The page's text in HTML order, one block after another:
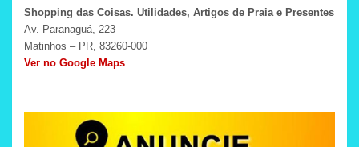
Shopping das Coisas. Utilidades, Artigos de Praia e Presentes
Av. Paranaguá, 223
Matinhos – PR, 83260-000
Ver no Google Maps